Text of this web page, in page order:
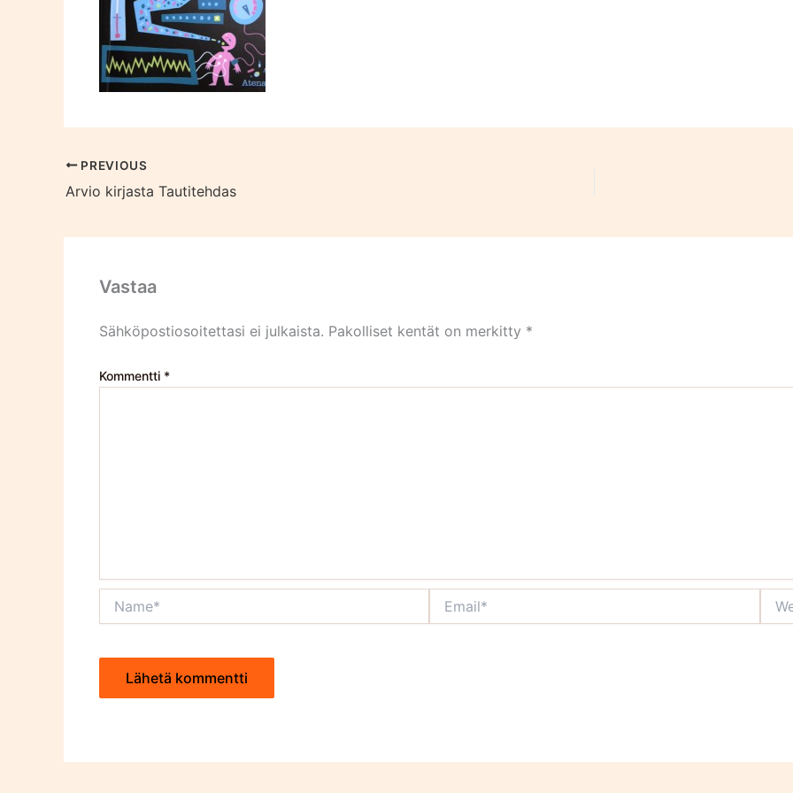
PREVIOUS
Arvio kirjasta Tautitehdas
Vastaa
Sähköpostiosoitettasi ei julkaista. Pakolliset kentät on merkitty *
Kommentti *